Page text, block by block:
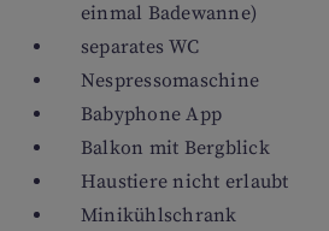
einmal Badewanne)
separates WC
Nespressomaschine
Babyphone App
Balkon mit Bergblick
Haustiere nicht erlaubt
Minikühlschrank